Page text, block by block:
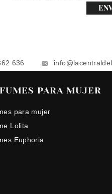
636
PARA MUJER
para mujer
Lolita
Euphoria